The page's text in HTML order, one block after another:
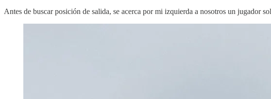
Antes de buscar posición de salida, se acerca por mi izquierda a nosotros un jugador